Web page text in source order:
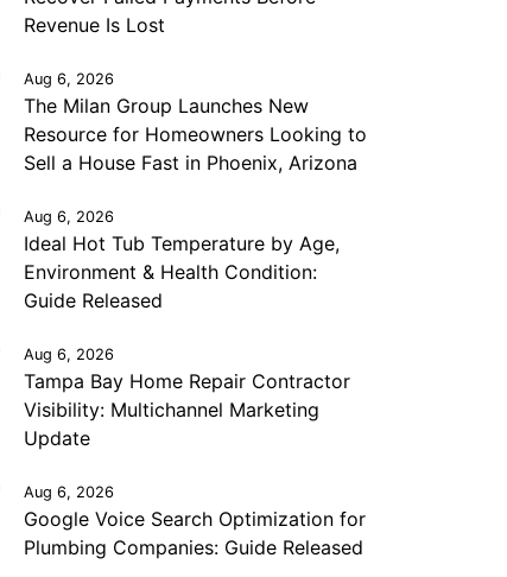
Revenue Is Lost
Aug 6, 2026
The Milan Group Launches New
Resource for Homeowners Looking to
Sell a House Fast in Phoenix, Arizona
Aug 6, 2026
Ideal Hot Tub Temperature by Age,
Environment & Health Condition:
Guide Released
Aug 6, 2026
Tampa Bay Home Repair Contractor
Visibility: Multichannel Marketing
Update
Aug 6, 2026
Google Voice Search Optimization for
Plumbing Companies: Guide Released